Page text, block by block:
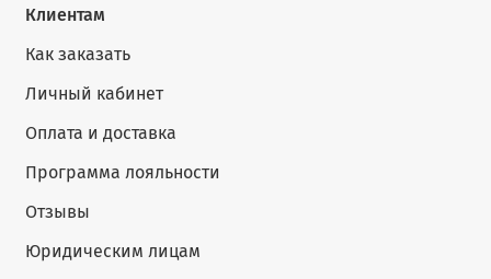
Клиентам
Как заказать
Личный кабинет
Оплата и доставка
Программа лояльности
Отзывы
Юридическим лицам